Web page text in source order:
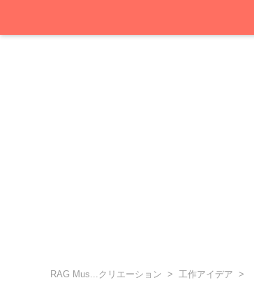
RAG Mus...クリエーション 工作アイデア